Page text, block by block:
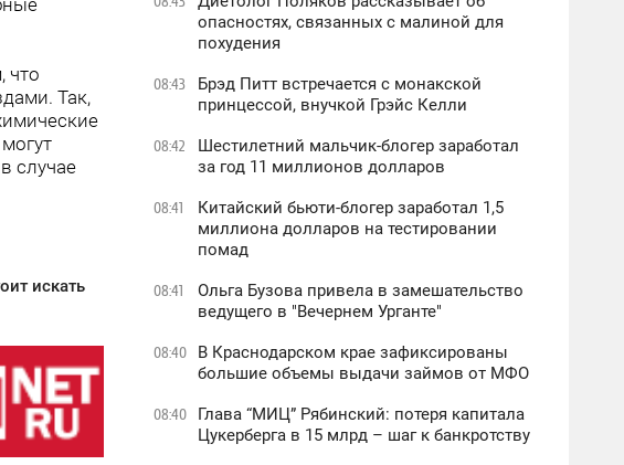
что
Так,
случае
искать
опасностях, связанных с малиной для
похудения
08:43
Брэд Питт встречается с монакской
принцессой, внучкой Грэйс Келли
08:42
Шестилетний мальчик-блогер заработал
за год 11 миллионов долларов
08:41
Китайский бьюти-блогер заработал 1,5
миллиона долларов на тестировании
помад
08:41
Ольга Бузова привела в замешательство
ведущего в "Вечернем Урганте"
08:40
В Краснодарском крае зафиксированы
большие объемы выдачи займов от МФО
08:40
Глава “МИЦ” Рябинский: потеря капитала
Цукерберга в 15 млрд – шаг к банкротству